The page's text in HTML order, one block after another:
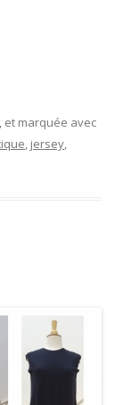
, et marquée avec
, jersey,